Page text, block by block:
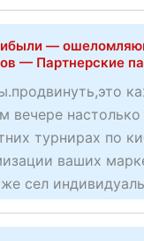
—
— Партнерские
вечере
турнирах по
ваших
сел